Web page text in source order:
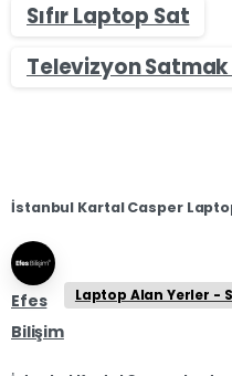
Sıfır Laptop Sat
Televizyon
İstanbul Kartal Casper
Efes
Bilişim
Laptop Alan Yerler -